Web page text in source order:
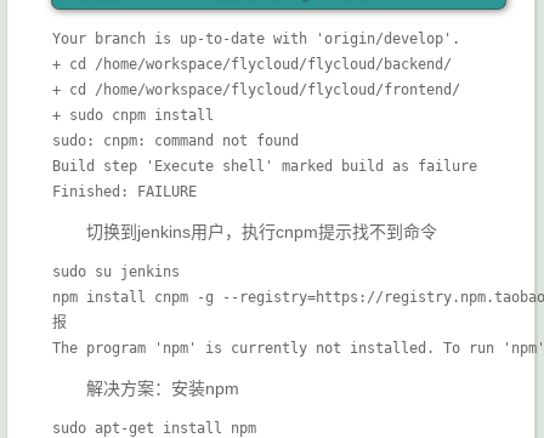
Your branch is up-to-date with 'origin/develop'.
+ cd /home/workspace/flycloud/flycloud/backend/
+ cd /home/workspace/flycloud/flycloud/frontend/
+ sudo cnpm install
sudo: cnpm: command not found
Build step 'Execute shell' marked build as failure
Finished: FAILURE
切换到jenkins用户，执行cnpm提示找不到命令
sudo su jenkins
npm install cnpm -g --registry=https://
报
The program 'npm' is currently not installed. To run
解决方案：安装npm
sudo apt-get install npm